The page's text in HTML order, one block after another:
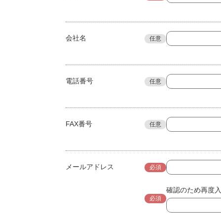
会社名 任意
電話番号 任意
FAX番号 任意
メールアドレス 必須
必須
確認のため再度